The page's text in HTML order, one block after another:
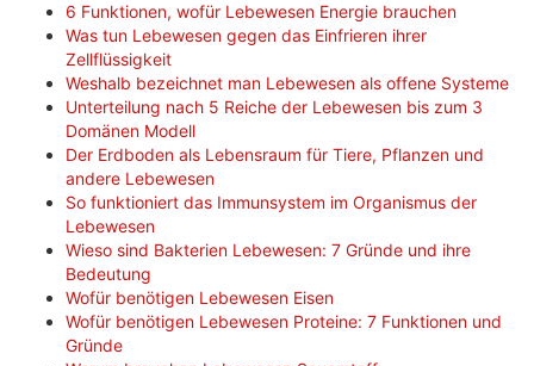
6 Funktionen, wofür Lebewesen Energie brauchen
Was tun Lebewesen gegen das Einfrieren ihrer
Zellflüssigkeit
Weshalb bezeichnet man Lebewesen als offene Systeme
Unterteilung nach 5 Reiche der Lebewesen bis zum 3
Domänen Modell
Der Erdboden als Lebensraum für Tiere, Pflanzen und
andere Lebewesen
So funktioniert das Immunsystem im Organismus der
Lebewesen
Wieso sind Bakterien Lebewesen: 7 Gründe und ihre
Bedeutung
Wofür benötigen Lebewesen Eisen
Wofür benötigen Lebewesen Proteine: 7 Funktionen und
Gründe